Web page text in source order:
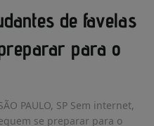
de favelas
para o
PAULO, SP Sem internet,
se preparar para o